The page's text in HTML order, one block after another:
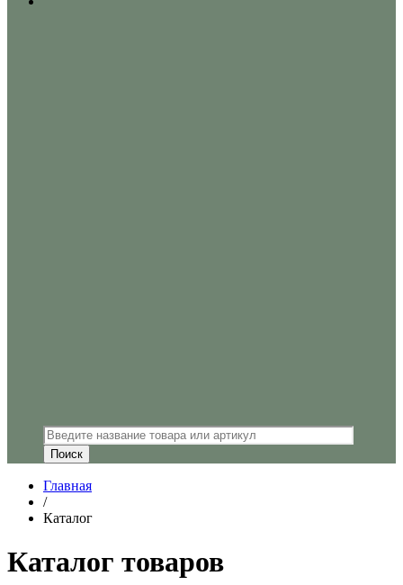
Главная
/
Каталог
Каталог товаров